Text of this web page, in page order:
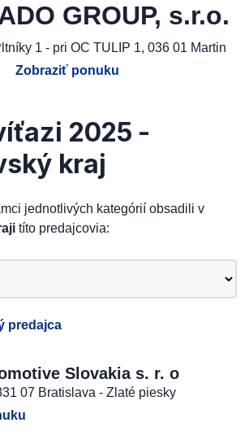
GROUP, s.r.o.
1 - pri OC TULIP 1, 036 01 Martin
Zobraziť ponuku
2025 -
kraj
jednotlivých kategórií obsadili v
títo predajcovia:
predajca
Slovakia s. r. o
07 Bratislava - Zlaté piesky